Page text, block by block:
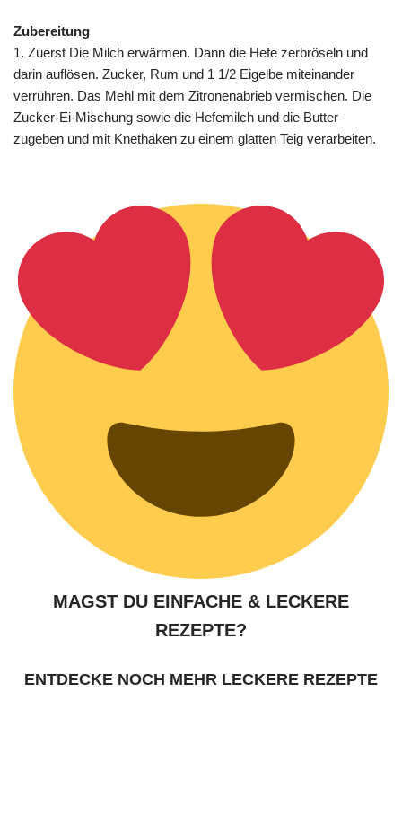
Zubereitung
1. Zuerst Die Milch erwärmen. Dann die Hefe zerbröseln und
darin auflösen. Zucker, Rum und 1 1/2 Eigelbe miteinander
verrühren. Das Mehl mit dem Zitronenabrieb vermischen. Die
Zucker-Ei-Mischung sowie die Hefemilch und die Butter
zugeben und mit Knethaken zu einem glatten Teig verarbeiten.
MAGST DU EINFACHE & LECKERE
REZEPTE?
ENTDECKE NOCH MEHR LECKERE REZEPTE